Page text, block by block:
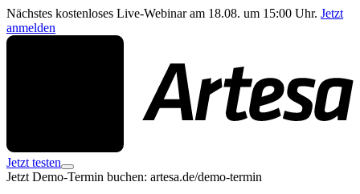
Nächstes kostenloses Live-Webinar am 18.08. um 15:00 Uhr. Jetzt
anmelden
Jetzt testen
Jetzt Demo-Termin buchen: artesa.de/demo-termin